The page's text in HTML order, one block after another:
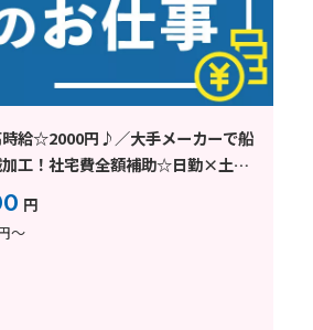
時給☆2000円♪／大手メーカーで船
加工！社宅費全額補助☆日勤×土日
円
～